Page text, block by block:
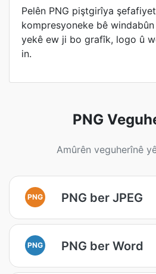
Pelên PNG piştgirîya
kompresyoneke bê
yekê ew ji bo grafîk, logo û
in.
PNG
Amûrên veguherînê
PNG PNG ber JPEG
PNG PNG ber Word